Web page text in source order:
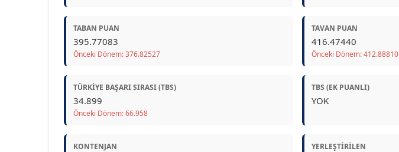
TABAN PUAN
395.77083
Önceki Dönem: 376.82527
TAVAN PUAN
416.47440
Önceki Dönem: 412.88810
TÜRKIYE BAŞARI SIRASI (TBS)
34.899
Önceki Dönem: 66.958
TBS (EK PUANLI)
YOK
KONTENJAN YERLEŞTIRILEN